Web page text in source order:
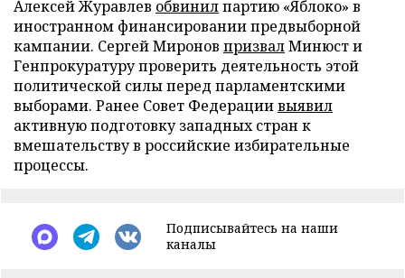
Алексей Журавлев обвинилпартию «Яблоко» в
иностранном финансировании предвыборной
кампании. Сергей Миронов призвалМинюст и
Генпрокуратуру проверить деятельность этой
политической силы перед парламентскими
выборами. Ранее Совет Федерациивыявил
активную подготовку западных стран к
вмешательству в российские избирательные
процессы.
Подписывайтесь на наши
каналы